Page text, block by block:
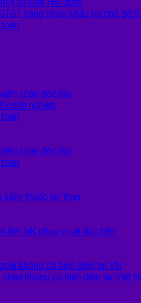
hàng nhập khẩu tại chỗ để
toán độc lập
nghiệp
toán độc lập
thuốc lá/ than
linh NK phục vụ in đúc tiền
không có hiện diện tại VN
không có hiện diện tại Việt